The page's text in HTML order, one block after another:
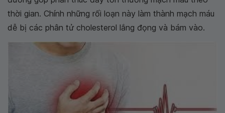
thời gian. Chính những rối loạn này làm thành mạch máu
dễ bị các phân tử cholesterol lắng đọng và bám vào.